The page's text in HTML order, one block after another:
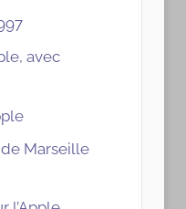
avec
de Marseille